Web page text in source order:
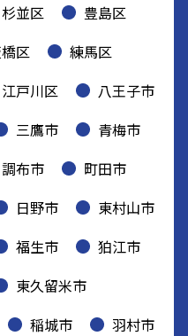
杉並区
豊島区
区
練馬区
江戸川区
八王子市
三鷹市
青梅市
調布市
町田市
日野市
東村山市
福生市
狛江市
東久留米市
稲城市
羽村市